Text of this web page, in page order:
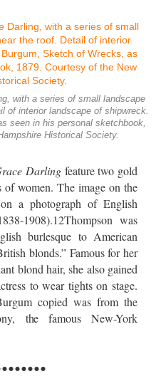
with a series of small landscape
of interior landscape of shipwreck.
seen in his personal sketchbook,
Historical Society.
Darling feature two gold
women. The image on the
a photograph of English
1908).12Thompson was
burlesque to American
blonds.” Famous for her
blond hair, she also gained
to wear tights on stage.
copied was from the
thefamous New-York